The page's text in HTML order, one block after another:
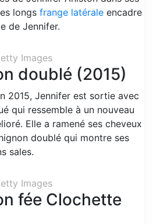
longs frange latérale encadre
de Jennifer.
Images
doublé (2015)
2015, Jennifer est sortie avec
qui ressemble à un nouveau
Elle a ramené ses cheveux
doublé qui montre ses
sales.
Images
fée Clochette